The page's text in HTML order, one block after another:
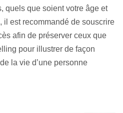
quels que soient votre âge et
il est recommandé de souscrire
afin de préserver ceux que
pour illustrer de façon
la vie d’une personne